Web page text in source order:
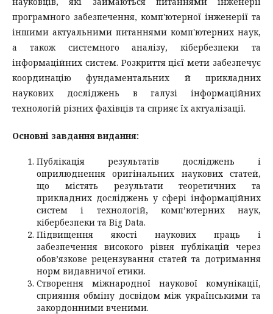
програмного забезпечення, комп'ютерної інженерії та
іншими актуальними питаннями комп'ютерних наук,
а також системного аналізу, кібербезпеки та
інформаційних систем. Розкриття цієї мети забезпечує
координацію фундаментальних й прикладних
наукових досліджень в галузі інформаційних
технологій різних фахівців та сприяє їх актуалізації.
Основні завдання видання:
Публікація результатів досліджень і
оприлюднення оригінальних наукових статей,
що містять результати теоретичних та
прикладних досліджень у сфері інформаційних
систем і технологій, комп’ютерних наук,
кібербезпеки та Big Data.
Підвищення якості наукових праць і
забезпечення високого рівня публікацій через
обов’язкове рецензування статей та дотримання
норм видавничої етики.
Створення міжнародної наукової комунікації,
сприяння обміну досвідом між українськими та
закордонними вченими.